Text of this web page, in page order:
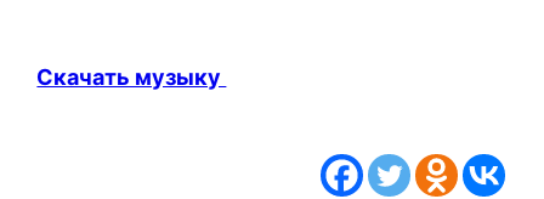
Скачать музыку